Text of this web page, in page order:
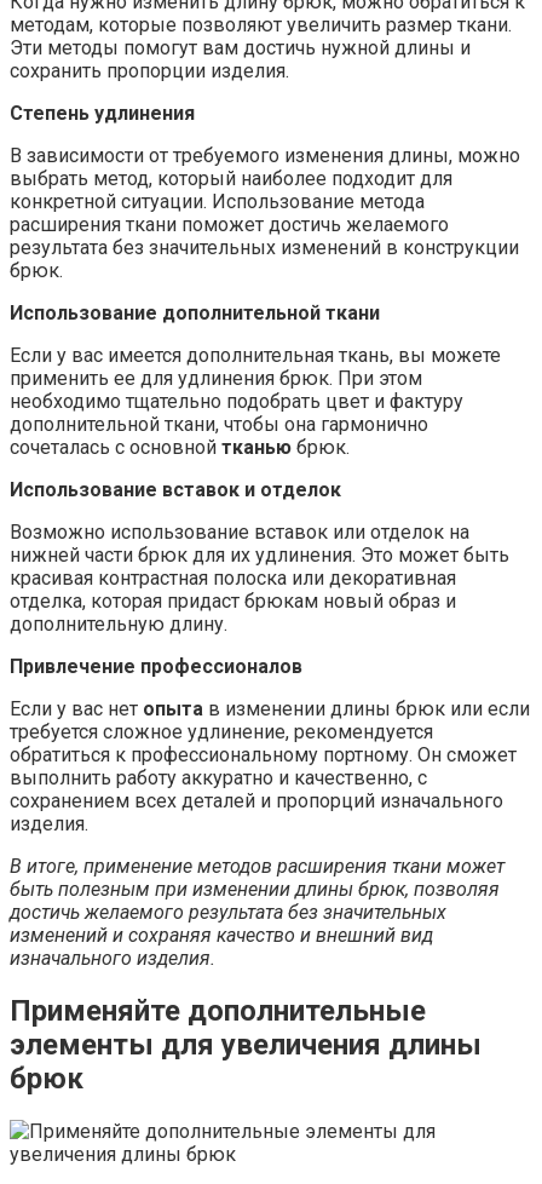
методам, которые позволяют увеличить размер ткани.
Эти методы помогут вам достичь нужной длины и
сохранить пропорции изделия.
Степень удлинения
В зависимости от требуемого изменения длины, можно
выбрать метод, который наиболее подходит для
конкретной ситуации. Использование метода
расширения ткани поможет достичь желаемого
результата без значительных изменений в конструкции
брюк.
Использование дополнительной ткани
Если у вас имеется дополнительная ткань, вы можете
применить ее для удлинения брюк. При этом
необходимо тщательно подобрать цвет и фактуру
дополнительной ткани, чтобы она гармонично
сочеталась с основной тканью брюк.
Использование вставок и отделок
Возможно использование вставок или отделок на
нижней части брюк для их удлинения. Это может быть
красивая контрастная полоска или декоративная
отделка, которая придаст брюкам новый образ и
дополнительную длину.
Привлечение профессионалов
Если у вас нет опыта в изменении длины брюк или если
требуется сложное удлинение, рекомендуется
обратиться к профессиональному портному. Он сможет
выполнить работу аккуратно и качественно, с
сохранением всех деталей и пропорций изначального
изделия.
В итоге, применение методов расширения ткани может
быть полезным при изменении длины брюк, позволяя
достичь желаемого результата без значительных
изменений и сохраняя качество и внешний вид
изначального изделия.
Применяйте дополнительные
элементы для увеличения длины
брюк